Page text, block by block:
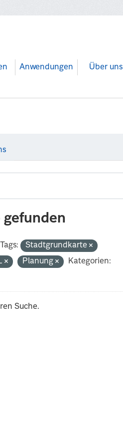
Anwendungen Über uns
gefunden
Tags:
Stadtgrundkarte
Planung
Kategorien:
Suche.